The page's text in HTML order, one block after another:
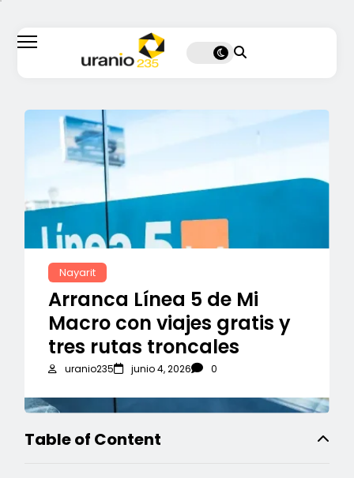
Nayarit
Arranca Línea 5 de Mi
Macro con viajes gratis y
tres rutas troncales
uranio235 junio 4, 2026 0
Table of Content